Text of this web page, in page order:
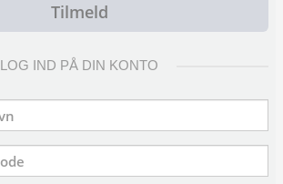
Tilmeld
LOG IND PÅ DIN KONTO